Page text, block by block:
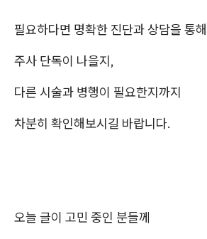
필요하다면 명확한 진단과 상담을 통해
주사 단독이 나을지,
다른 시술과 병행이 필요한지까지
차분히 확인해보시길 바랍니다.
오늘 글이 고민 중인 분들께